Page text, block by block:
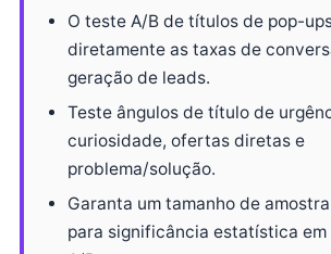
O teste A/B de títulos de pop-
diretamente as taxas de
geração de leads.
Teste ângulos de título de
curiosidade, ofertas diretas e
problema/solução.
Garanta um tamanho de
para significância estatística em